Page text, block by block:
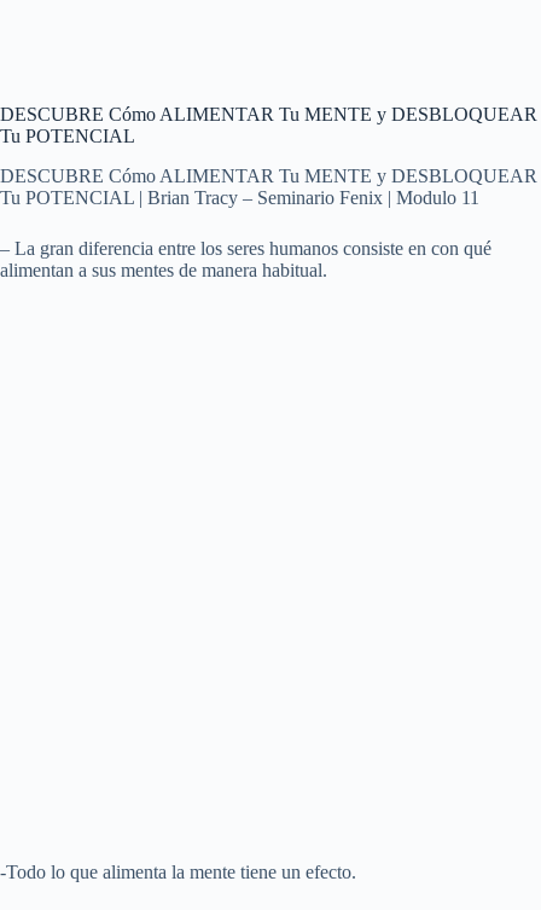
DESCUBRE Cómo ALIMENTAR Tu MENTE y DESBLOQUEAR
Tu POTENCIAL
DESCUBRE Cómo ALIMENTAR Tu MENTE y DESBLOQUEAR
Tu POTENCIAL | Brian Tracy – Seminario Fenix | Modulo 11
– La gran diferencia entre los seres humanos consiste en con qué
alimentan a sus mentes de manera habitual.
-Todo lo que alimenta la mente tiene un efecto.